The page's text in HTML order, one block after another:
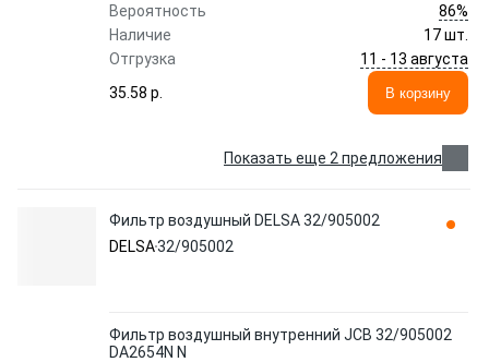
Вероятность
86%
Наличие
17 шт.
Отгрузка
11 - 13 августа
35.58 p.
В корзину
Показать еще 2 предложения
Фильтр воздушный DELSA 32/905002
DELSA32/905002
Фильтр воздушный внутренний JCB 32/905002
DA2654N N